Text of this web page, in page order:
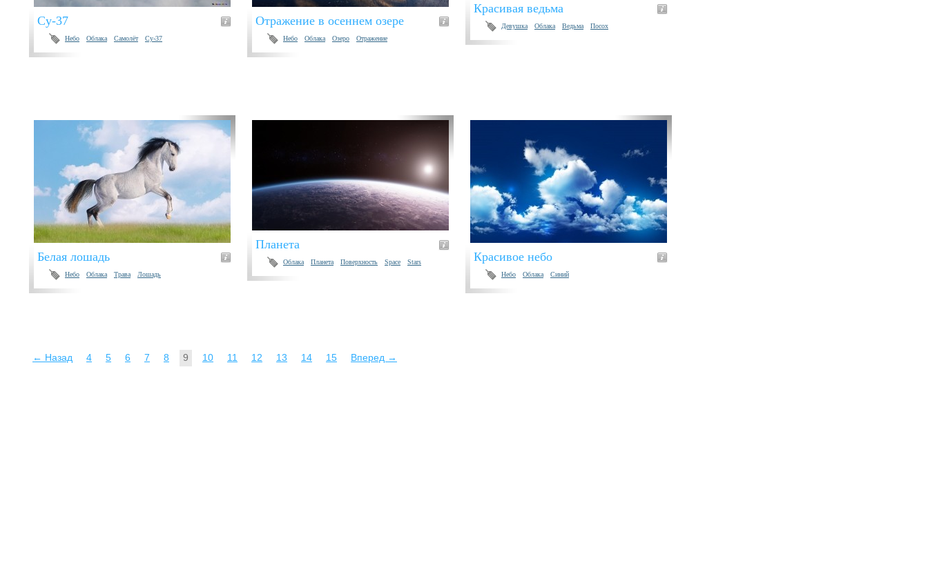
Су-37
Небо Облака Самолёт Су-37
Отражение в осеннем озере
Небо Облака Озеро Отражение
Красивая ведьма
Девушка Облака Ведьма Посох
Белая лошадь
Небо Облака Трава Лошадь
Планета
Облака Планета Поверхность Space Stars Красивое небо
Небо Облака Синий
← Назад 4 5 6 7 8 9 10 11 12 13 14 15 Вперед →